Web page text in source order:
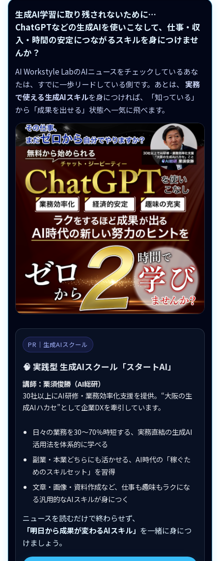
生成AI学習に取り残されないために…
ChatGPTなどの生成AIを使いこなして、仕事・収
入・時間の安定につながるスキルを身につけませ
んか？
AI Workstyle LabのAIニュースをチェックしているあな
たは、すでに一歩リードしている側です。あとは、 実務
で使える生成AIスキルを身につければ、「知っている」
から「成果を出せる」状態へ一気に飛べます。
PR｜生成AIスクール
🧠 実践型 生成AIスクール「スタートAI」
講師：栗須俊勝（AI総研）
30社以上にAI研修・業務効率化支援を提供。“大阪の生
成AIハカセ”として企業DXを牽引しています。
日々の業務を30〜70％時短する、実務直結の生成AI
活用法を体系的に学べる
副業・本業どちらにも活かせる、AI時代の「稼ぐた
めのスキルセット」を習得
文章・画像・資料作成など、仕事も趣味もラクにな
る汎用的なAIスキルが身につく
ニュースを読むだけで終わらせず、
「明日から成果が変わるAIスキル」 を一緒に身につ
けましょう。